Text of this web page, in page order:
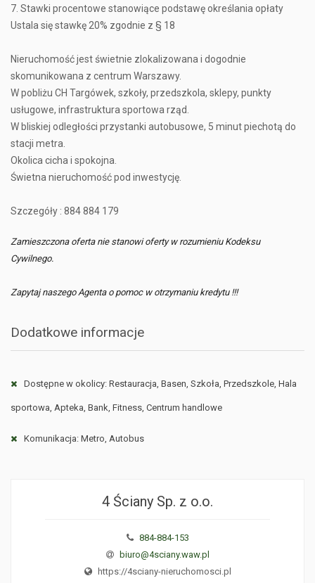
7. Stawki procentowe stanowiące podstawę określania opłaty
Ustala się stawkę 20% zgodnie z § 18
Nieruchomość jest świetnie zlokalizowana i dogodnie
skomunikowana z centrum Warszawy.
W pobliżu CH Targówek, szkoły, przedszkola, sklepy, punkty
usługowe, infrastruktura sportowa rząd.
W bliskiej odległości przystanki autobusowe, 5 minut piechotą do
stacji metra.
Okolica cicha i spokojna.
Świetna nieruchomość pod inwestycję.
Szczegóły : 884 884 179
Zamieszczona oferta nie stanowi oferty w rozumieniu Kodeksu
Cywilnego.
Zapytaj naszego Agenta o pomoc w otrzymaniu kredytu !!!
Dodatkowe informacje
Dostępne w okolicy: Restauracja, Basen, Szkoła, Przedszkole, Hala
sportowa, Apteka, Bank, Fitness, Centrum handlowe
Komunikacja: Metro, Autobus
4 Ściany Sp. z o.o.
884-884-153
biuro@4sciany.waw.pl
https://4sciany-nieruchomosci.pl